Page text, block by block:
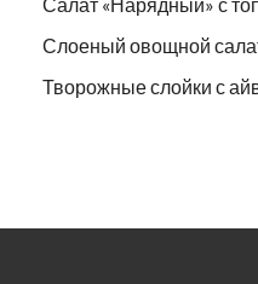
Салат «Нарядный» с
Слоеный овощной
Творожные слойки с